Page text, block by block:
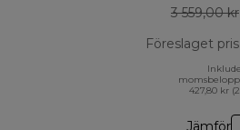
3 559,00 kr
Föreslaget pris
427,80 kr